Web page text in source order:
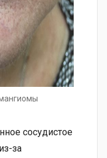
сосудистое
за